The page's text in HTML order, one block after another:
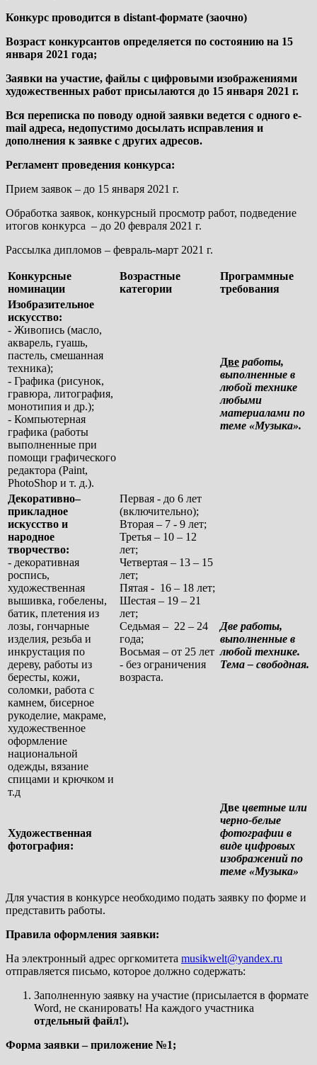
Конкурс проводится в distant-формате (заочно)
Возраст конкурсантов определяется по состоянию на 15
января 2021 года;
Заявки на участие, файлы с цифровыми изображениями
художественных работ присылаются до 15 января 2021 г.
Вся переписка по поводу одной заявки ведется с одного e-
mail адреса, недопустимо досылать исправления и
дополнения к заявке с других адресов.
Регламент проведения конкурса:
Прием заявок – до 15 января 2021 г.
Обработка заявок, конкурсный просмотр работ, подведение
итогов конкурса – до 20 февраля 2021 г.
Рассылка дипломов – февраль-март 2021 г.
Конкурсные
номинации
Возрастные
категории
Программные
требования
Изобразительное
искусство:
- Живопись (масло,
акварель, гуашь,
пастель, смешанная
техника);
- Графика (рисунок,
гравюра, литография,
монотипия и др.);
- Компьютерная
графика (работы
выполненные при
помощи графического
редактора (Paint,
PhotoShop и т. д.).
Первая - до 6 лет
(включительно);
Вторая – 7 - 9 лет;
Третья – 10 – 12
лет;
Четвертая – 13 – 15
лет;
Пятая - 16 – 18 лет;
Шестая – 19 – 21
лет;
Седьмая – 22 – 24
года;
Восьмая – от 25 лет
- без ограничения
возраста.
Две работы,
выполненные в
любой технике
любыми
материалами по
теме «Музыка».
Декоративно–
прикладное
искусство и
народное
творчество:
- декоративная
роспись,
художественная
вышивка, гобелены,
батик, плетения из
лозы, гончарные
изделия, резьба и
инкрустация по
дереву, работы из
бересты, кожи,
соломки, работа с
камнем, бисерное
рукоделие, макраме,
художественное
оформление
национальной
одежды, вязание
спицами и крючком и
т.д
Две работы,
выполненные в
любой технике.
Тема – свободная.
Художественная
фотография:
Две цветные или
черно-белые
фотографии в
виде цифровых
изображений по
теме «Музыка»
Для участия в конкурсе необходимо подать заявку по форме и
представить работы.
Правила оформления заявки:
На электронный адрес оргкомитета musikwelt@yandex.ru
отправляется письмо, которое должно содержать:
Заполненную заявку на участие (присылается в формате
Word, не сканировать! На каждого участника
отдельный файл!).
Форма заявки – приложение №1;